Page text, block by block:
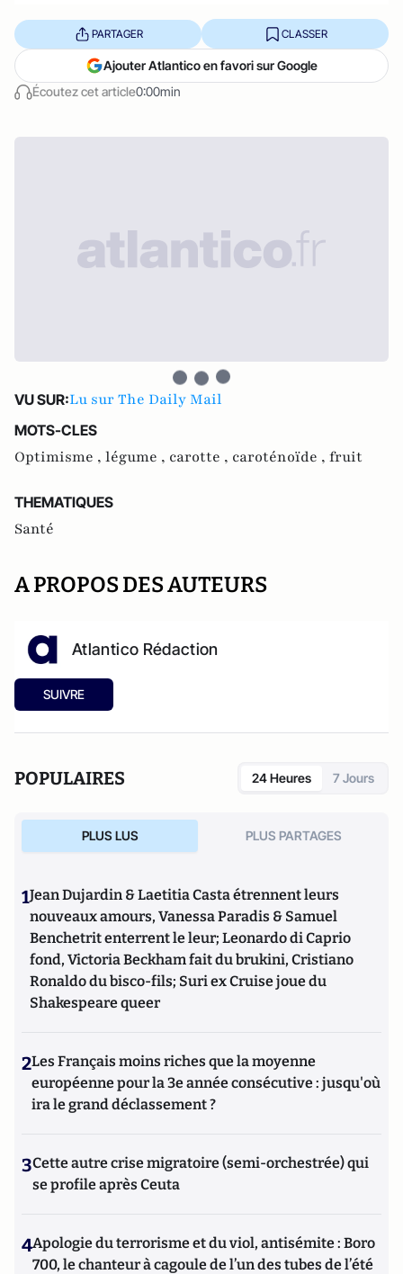
Écoutez cet article0:00min
PARTAGER CLASSER
Ajouter Atlantico en favori sur Google
VU SUR:Lu sur The Daily Mail
MOTS-CLES
Optimisme , légume , carotte , caroténoïde , fruit
THEMATIQUES
Santé
A PROPOS DES AUTEURS
Atlantico Rédaction
SUIVRE
POPULAIRES 24 Heures 7 Jours
PLUS LUS PLUS PARTAGES
1Jean Dujardin & Laetitia Casta étrennent leurs
nouveaux amours, Vanessa Paradis & Samuel
Benchetrit enterrent le leur; Leonardo di Caprio
fond, Victoria Beckham fait du brukini, Cristiano
Ronaldo du bisco-fils; Suri ex Cruise joue du
Shakespeare queer
2Les Français moins riches que la moyenne
européenne pour la 3e année consécutive : jusqu'où
ira le grand déclassement ?
3Cette autre crise migratoire (semi-orchestrée) qui
se profile après Ceuta
4Apologie du terrorisme et du viol, antisémite : Boro
700, le chanteur à cagoule de l’un des tubes de l’été